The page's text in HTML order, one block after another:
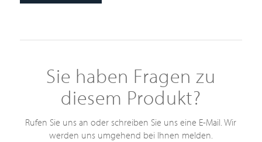
Sie haben Fragen zu
diesem Produkt?
Rufen Sie uns an oder schreiben Sie uns eine E-Mail. Wir
werden uns umgehend bei Ihnen melden.